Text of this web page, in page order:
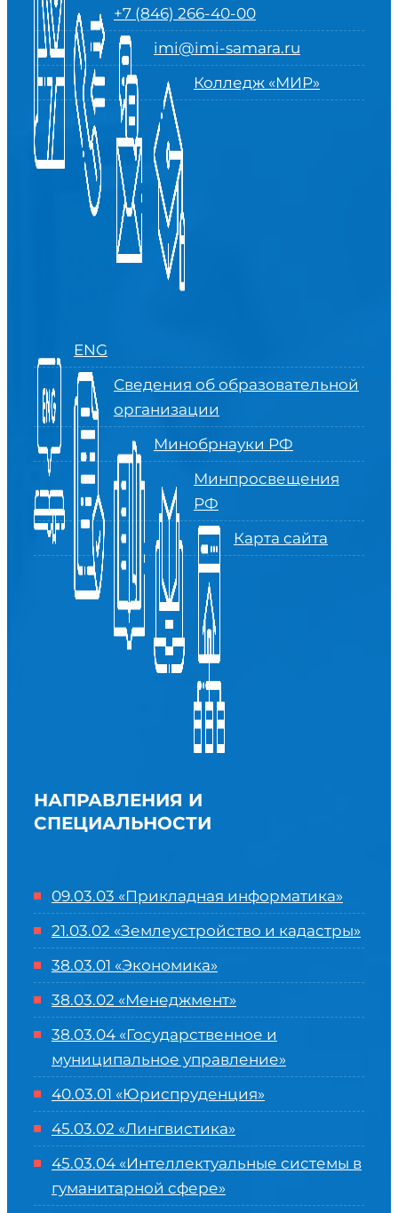
+7 (846) 266-40-00
imi@imi-samara.ru
Колледж «МИР»
ENG
Сведения об образовательной
организации
Минобрнауки РФ
Минпросвещения
РФ
Карта сайта
НАПРАВЛЕНИЯ И
СПЕЦИАЛЬНОСТИ
09.03.03 «Прикладная информатика»
21.03.02 «Землеустройство и кадастры»
38.03.01 «Экономика»
38.03.02 «Менеджмент»
38.03.04 «Государственное и
муниципальное управление»
40.03.01 «Юриспруденция»
45.03.02 «Лингвистика»
45.03.04 «Интеллектуальные системы в
гуманитарной сфере»